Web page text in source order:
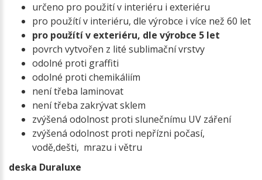
určeno pro použití v interiéru i exteriéru
pro použítí v interiéru, dle výrobce i více než 60 let
pro použítí v exteriéru, dle výrobce 5 let
povrch vytvořen z lité sublimační vrstvy
odolné proti graffiti
odolné proti chemikáliím
není třeba laminovat
není třeba zakrývat sklem
zvýšená odolnost proti slunečnímu UV záření
zvýšená odolnost proti nepřízni počasí,
vodě,dešti, mrazu i větru
deska Duraluxe